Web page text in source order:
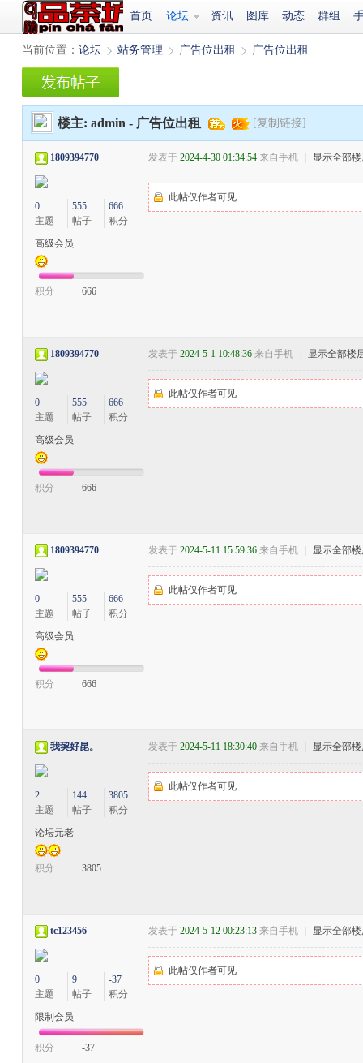
首页 论坛 资讯 图库 动态 群组
当前位置： 论坛
›
站务管理
›
广告位出租
›
广告位出租
楼主: admin - 广告位出租 [复制链接]
1809394770
0
主题
555
帖子
666
积分
高级会员
积分 666
发表于 2024-4-30 01:34:54 来自手机 显示全部
此帖仅作者可见
1809394770
0
主题
555
帖子
666
积分
高级会员
积分 666
发表于 2024-5-1 10:48:36 来自手机 显示全部楼
此帖仅作者可见
1809394770
0
主题
555
帖子
666
积分
高级会员
积分 666
发表于 2024-5-11 15:59:36 来自手机 显示全部
此帖仅作者可见
我巭好昆。
2
主题
144
帖子
3805
积分
论坛元老
积分 3805
发表于 2024-5-11 18:30:40 来自手机 显示全部
此帖仅作者可见
tc123456
0
主题
9
帖子
-37
积分
限制会员
积分 -37
发表于 2024-5-12 00:23:13 来自手机 显示全部
此帖仅作者可见